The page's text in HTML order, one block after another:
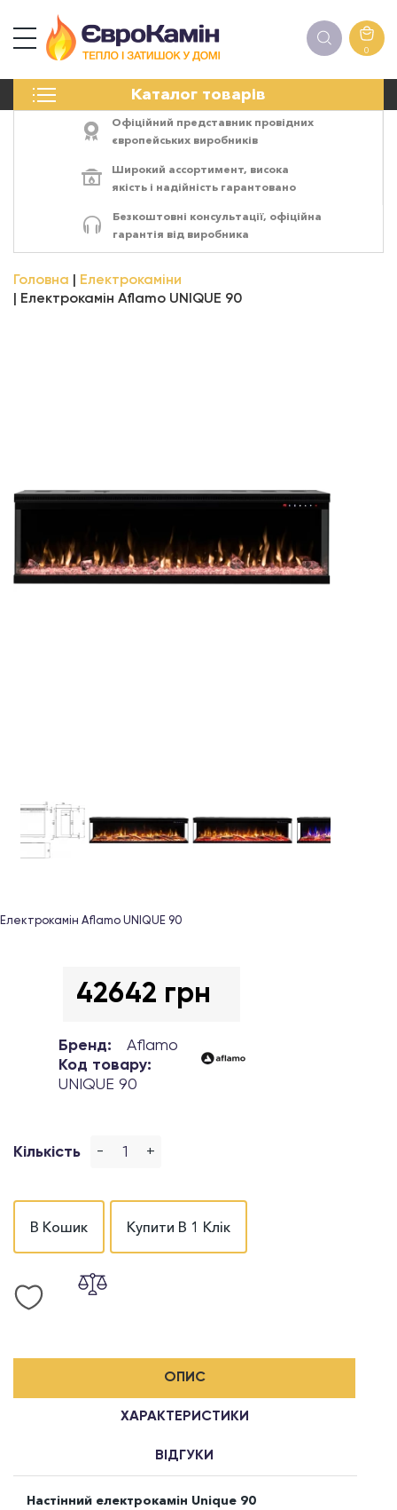
0
Каталог товарів
ПЕЧІ
ЕЛЕКТРОКАМІНИ
АКСЕСУАРИ
Офіційний представник провідних
європейських виробників
Широкий ассортимент, висока
якість і надійність гарантовано
Безкоштовні консультації, офіційна
гарантія від виробника
Головна
Електрокаміни
Електрокамін Aflamo UNIQUE 90
Електрокамін Aflamo UNIQUE 90
42642 грн
Бренд:
Aflamo
Код товару:
UNIQUE 90
Кількість - +
В Кошик Купити В 1 Клік
ОПИС
ХАРАКТЕРИСТИКИ
ВІДГУКИ
Настінний електрокамін Unique 90